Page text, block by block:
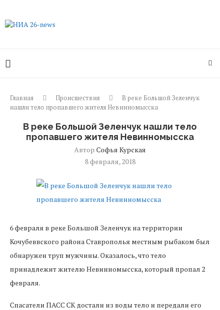
Главная Происшествия
В реке Большой Зеленчук
нашли тело пропавшего жителя Невинномысска
В реке Большой Зеленчук нашли тело
пропавшего жителя Невинномысска
Автор Софья Курская
8 февраля, 2018
6 февраля в реке Большой Зеленчук на территории
Кочубеввского района Ставрополья местным рыбаком был
обнаружен труп мужчины. Оказалось, что тело
принадлежит жителю Невинномысска, который пропал 2
февраля.
Спасатели ПАСС СК достали из воды тело и передали его